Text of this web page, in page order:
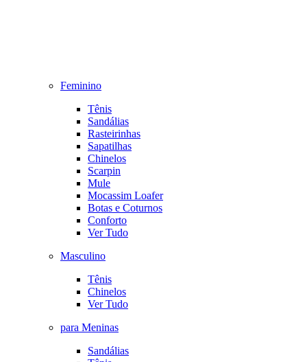
Feminino
Tênis
Sandálias
Rasteirinhas
Sapatilhas
Chinelos
Scarpin
Mule
Mocassim Loafer
Botas e Coturnos
Conforto
Ver Tudo
Masculino
Tênis
Chinelos
Ver Tudo
para Meninas
Sandálias